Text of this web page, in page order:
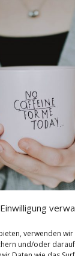
Einwilligung
verwenden
und/oder